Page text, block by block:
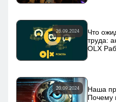
26.09.2024
Что
труда:
OLX
20.09.2024
Наша
Почему